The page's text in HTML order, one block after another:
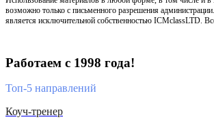
возможно только с письменного разрешения
является исключительной собственностью ICMclassLTD.
Работаем с 1998 года!
Топ-5 направлений
Коуч-тренер